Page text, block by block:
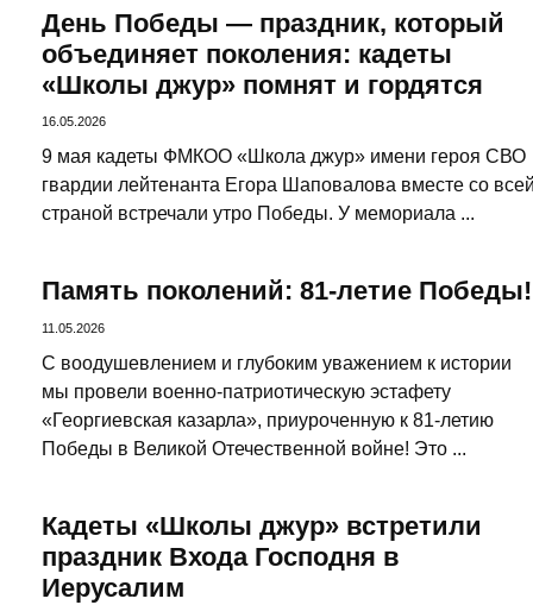
День Победы — праздник, который
объединяет поколения: кадеты
«Школы джур» помнят и гордятся
16.05.2026
9 мая кадеты ФМКОО «Школа джур» имени героя СВО
гвардии лейтенанта Егора Шаповалова вместе со
страной встречали утро Победы. У мемориала ...
Память поколений: 81‑летие Победы!
11.05.2026
С воодушевлением и глубоким уважением к истории
мы провели военно‑патриотическую эстафету
«Георгиевская казарла», приуроченную к 81‑летию
Победы в Великой Отечественной войне! Это ...
Кадеты «Школы джур» встретили
праздник Входа Господня в
Иерусалим